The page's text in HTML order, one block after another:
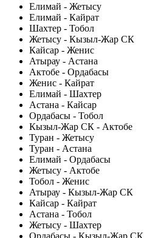
Елимай - Жетысу
Елимай - Кайрат
Шахтер - Тобол
Жетысу - Кызыл-Жар СК
Кайсар - Женис
Атырау - Астана
Актобе - Ордабасы
Женис - Кайрат
Елимай - Шахтер
Астана - Кайсар
Ордабасы - Тобол
Кызыл-Жар СК - Актобе
Туран - Жетысу
Туран - Астана
Елимай - Ордабасы
Жетысу - Актобе
Тобол - Женис
Атырау - Кызыл-Жар СК
Кайсар - Кайрат
Астана - Тобол
Жетысу - Шахтер